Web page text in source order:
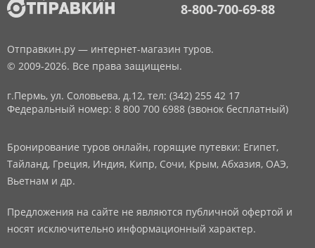
8-800-700-69-88
Отправкин.ру — интернет-магазин туров.
© 2009-2026. Все права защищены.
г.Пермь, ул. Соловьева, д.12, тел: (342) 255 42 17
Федеральный номер: 8 800 700 6988 (звонок бесплатный)
Бронирование туров онлайн, горящие путевки: Египет,
Тайланд, Греция, Индия, Кипр, Сочи, Крым, Абхазия, ОАЭ,
Вьетнам и др.
Предложения на сайте не являются публичной офертой и
носят исключительно информационный характер.